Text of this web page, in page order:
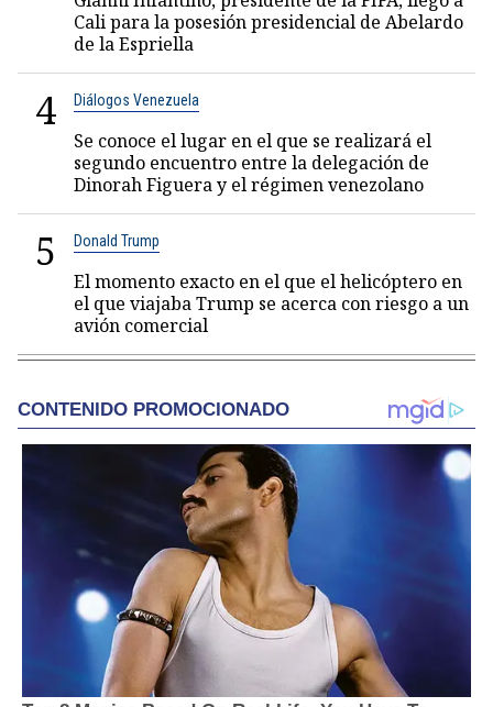
Cali para la posesión presidencial de Abelardo
de la Espriella
4 Diálogos Venezuela
Se conoce el lugar en el que se realizará el
segundo encuentro entre la delegación de
Dinorah Figuera y el régimen venezolano
5 Donald Trump
El momento exacto en el que el helicóptero en
el que viajaba Trump se acerca con riesgo a un
avión comercial